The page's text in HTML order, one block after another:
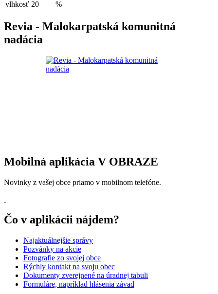
vlhkosť 20 %
Revia - Malokarpatská komunitná
nadácia
Mobilná aplikácia V OBRAZE
Novinky z vašej obce priamo v mobilnom telefóne.
Čo v aplikácii nájdem?
Najaktuálnejšie správy
Pozvánky na akcie
Fotografie zo svojej obce
Rýchly kontakt na svoju obec
Dokumenty zverejnené na úradnej tabuli
Formuláre, napríklad hlásenia závad